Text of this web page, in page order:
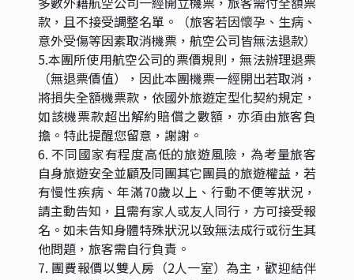
款，且不接受調整名單。（旅客若因懷孕、生病、
意外受傷等因素取消機票，航空公司皆無法退款）
5.本團所使用航空公司的票價規則，無法辦理退票
（無退票價值），因此本團機票一經開出若取消，
將損失全額機票款，依國外旅遊定型化契約規定，
如該機票款超出解約賠償之數額，亦須由旅客負
擔。特此提醒您留意，謝謝。
6. 不同國家有程度高低的旅遊風險，為考量旅客
自身旅遊安全並顧及同團其它團員的旅遊權益，若
有慢性疾病、年滿70歲以上、行動不便等狀況，
請主動告知，且需有家人或友人同行，方可接受報
名。如未告知身體特殊狀況以致無法成行或衍生其
他問題，旅客需自行負責。
7. 團費報價以雙人房（2人一室）為主，歡迎結伴